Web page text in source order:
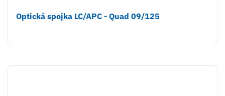
Optická spojka LC/APC - Quad 09/125